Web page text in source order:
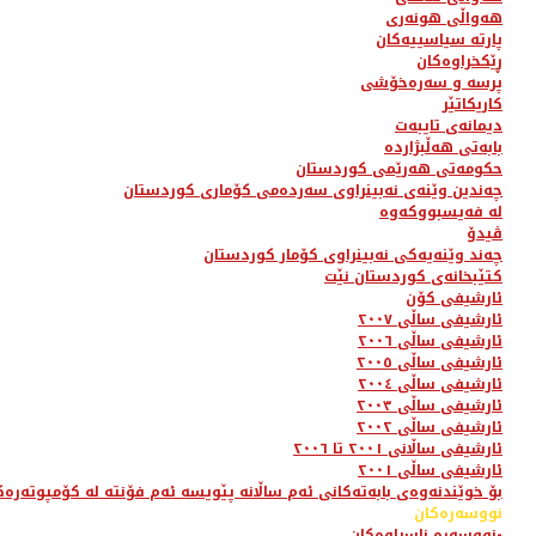
هەواڵی هونەری
پارتە سیاسییەکان
ڕێکخراوەکان
پرسە و سەرەخۆشی
کاریکاتێر
دیمانەی تایبەت
بابەتی هەڵبژاردە
حکومەتی هەرێمی کوردستان
چەندین وێنەی نەبینراوی سەردەمی کۆماری کوردستان
لە فەیسبووکەوە
ڤیدۆ
چەند وێنەیەکی نەبینراوی کۆمار کوردستان
کتێبخانەی کوردستان نێت
ئارشیفی کۆن
ئارشیفی ساڵی ٢٠٠٧
ئارشیفی ساڵی ٢٠٠٦
ئارشیفی ساڵی ٢٠٠٥
ئارشیفی ساڵی ٢٠٠٤
ئارشیفی ساڵی ٢٠٠٣
ئارشیفی ساڵی ٢٠٠٢
ئارشیفی ساڵانی ٢٠٠١ تا ٢٠٠٦
ئارشیفی ساڵی ٢٠٠١
بۆ خوێندنەوەی بابەتەکانی ئەم ساڵانە پێویسە ئەم فۆنتە لە
نووسەرەکان